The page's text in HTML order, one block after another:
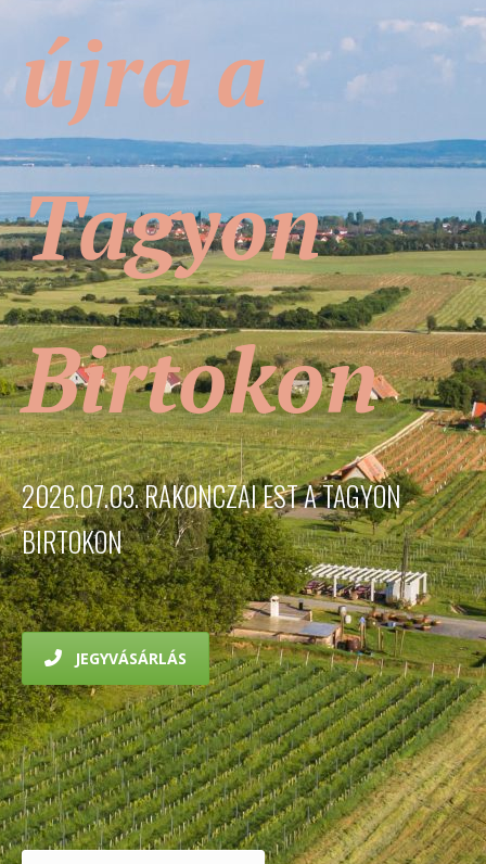
újra a
Tagyon
Birtokon
2026.07.03. RAKONCZAI EST A TAGYON
BIRTOKON
JEGYVÁSÁRLÁS